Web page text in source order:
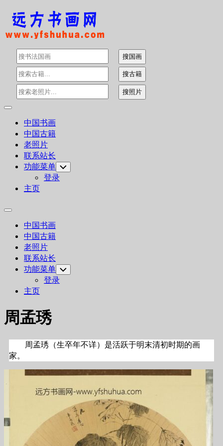
Skip
content
Expand
中国书画
中国古籍
老照片
联系站长
功能菜单 Toggle
Child
Menu
登录
主页
Expand
中国书画
中国古籍
老照片
联系站长
功能菜单 Toggle
Child
Menu
登录
主页
周孟琇
周孟琇（生卒年不详）是活跃于明末清初时期的画
家。